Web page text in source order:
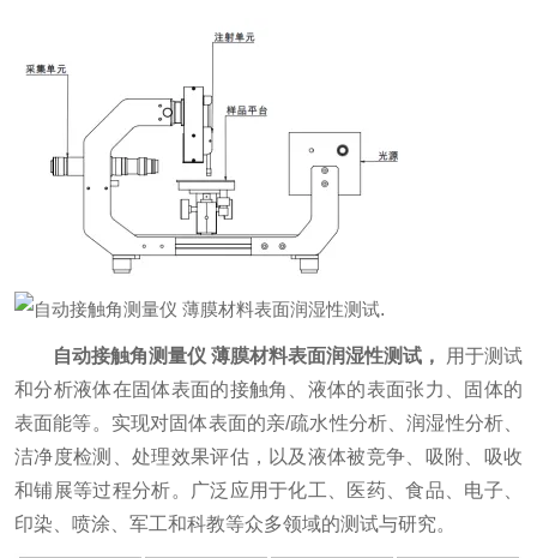
.
自动接触角测量仪 薄膜材料表面润湿性测试 ，
用于测试
和分析液体在固体表面的接触角、液体的表面张力、固体的
表面能等。实现对固体表面的亲/疏水性分析、润湿性分析、
洁净度检测、处理效果评估，以及液体被竞争、吸附、吸收
和铺展等过程分析。广泛应用于化工、医药、食品、电子、
印染、喷涂、军工和科教等众多领域的测试与研究。